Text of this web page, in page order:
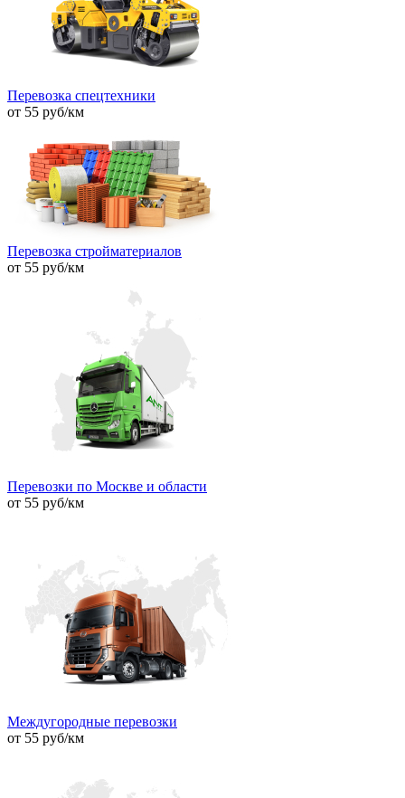
Перевозка спецтехники
от 55 руб/км
Перевозка стройматериалов
от 55 руб/км
Перевозки по Москве и области
от 55 руб/км
Междугородные перевозки
от 55 руб/км